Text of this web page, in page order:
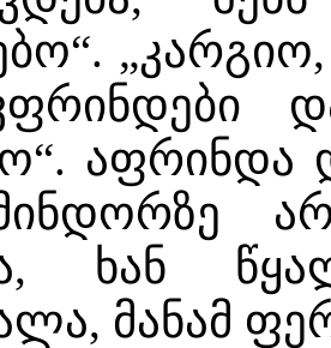
აფრინდა
ხან
მანამ